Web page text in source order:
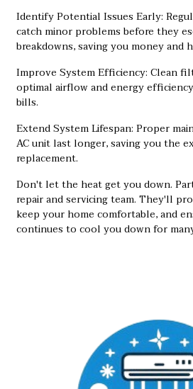
Identify Potential Issues Early:
catch minor problems before they
breakdowns, saving you money and
Improve System Efficiency: Clean
optimal airflow and energy
bills.
Extend System Lifespan: Proper
AC unit last longer, saving you the
replacement.
Don't let the heat get you down.
repair and servicing team. They'll
keep your home comfortable, and
continues to cool you down for